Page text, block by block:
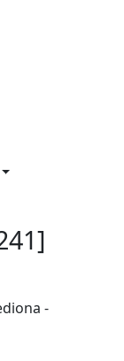
-